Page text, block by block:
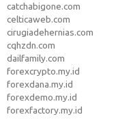
catchabigone.com
celticaweb.com
cirugiadehernias.com
cqhzdn.com
dailfamily.com
forexcrypto.my.id
forexdana.my.id
forexdemo.my.id
forexfactory.my.id